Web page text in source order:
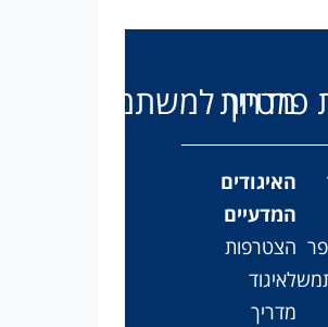
פרטיות
מדריך למשתמש
האיגודים
המדעיים
הצטרפות
לאיגוד
מדריך